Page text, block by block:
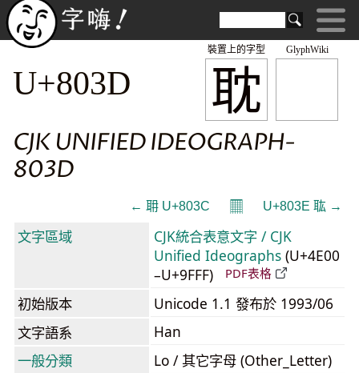
GlyphWiki
耽
裝置上的字型
U+803D
CJK UNIFIED IDEOGRAPH-
803D
← 耼 U+803C 𝄜 U+803E 耾 →
文字區域
CJK統合表意文字 / CJK
Unified Ideographs (U+4E00
–U+9FFF)
PDF表格
初始版本
Unicode 1.1 發布於 1993/06
文字語系
Han
一般分類
Lo / 其它字母 (Other_Letter)